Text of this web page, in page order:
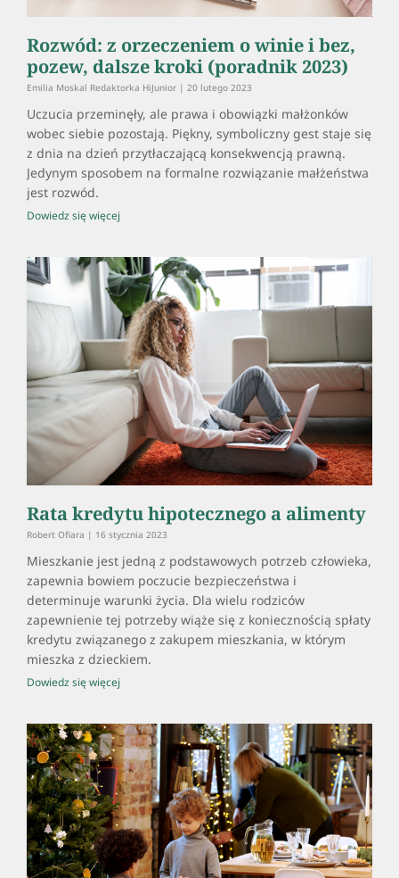
Rozwód: z orzeczeniem o winie i bez,
pozew, dalsze kroki (poradnik 2023)
Emilia Moskal Redaktorka HiJunior 20 lutego 2023
Uczucia przeminęły, ale prawa i obowiązki małżonków
wobec siebie pozostają. Piękny, symboliczny gest staje się
z dnia na dzień przytłaczającą konsekwencją prawną.
Jedynym sposobem na formalne rozwiązanie małżeństwa
jest rozwód.
Dowiedz się więcej
Rata kredytu hipotecznego a alimenty
Robert Ofiara 16 stycznia 2023
Mieszkanie jest jedną z podstawowych potrzeb człowieka,
zapewnia bowiem poczucie bezpieczeństwa i
determinuje warunki życia. Dla wielu rodziców
zapewnienie tej potrzeby wiąże się z koniecznością spłaty
kredytu związanego z zakupem mieszkania, w którym
mieszka z dzieckiem.
Dowiedz się więcej